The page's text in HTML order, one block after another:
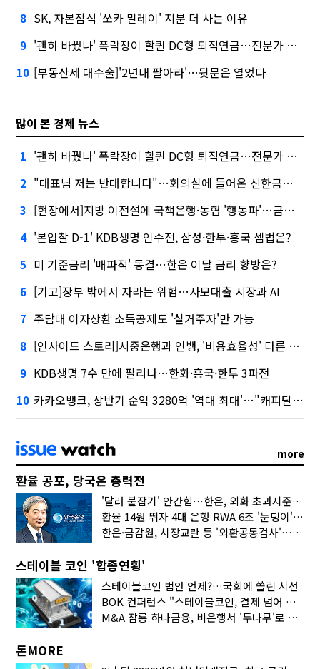
8 SK, 자본잠식 '쏘카 말레이' 지분 더 사는 이유
9 '괜히 바꿨나' 폭락장이 할퀸 DC형 퇴직연금…전문가 조언은
10 [부동산세 대수술]'2년내 팔아라'…뒷문은 열었다
많이 본 경제 뉴스
1 '괜히 바꿨나' 폭락장이 할퀸 DC형 퇴직연금…전문가 조언은
2 "대표님 저는 반대합니다"…회의실에 들어온 신한금융 AI
3 [현장에서]지방 이전설에 국책은행·농협 '행동파'…금감원 '신중모드'
4 '본입찰 D-1' KDB생명 인수전, 삼성·한투·흥국 셈법은?
5 미 기준금리 '매파적' 동결…한은 이달 금리 향방은?
6 [기고]장부 밖에서 자라는 위험…사모대출 시장과 AI
7 주담대 이자상환 소득공제도 '실거주자'만 가능
8 [인사이드 스토리]시중은행과 인뱅, '비용효율성' 다른 잣대 왜?
9 KDB생명 7수 만에 팔리나…한화·흥국·한투 3파전
10 카카오뱅크, 상반기 순익 3280억 '역대 최대'…"캐피탈, 자산 1조원 이상"
more
환율 공포, 당국은 총력전
'달러 붙잡기' 안간힘…한은, 외화 초과지준에 이자 6개월 더
환율 14원 뛰자 4대 은행 RWA 6조 '눈덩이'…2배 뛴 2분기는?
한은·금감원, 시장교란 등 '외환공동검사'…환율 급등 전방위 대응
스테이블 코인 '합종연횡'
스테이블코인 법안 언제?…국회에 쏠린 시선
BOK 컨퍼런스 "스테이블코인, 결제 넘어 보험 대출 등 금융 연결 도구"
M&A 잠룡 하나금융, 비은행서 '두나무'로 눈돌린 이유는
돈MORE